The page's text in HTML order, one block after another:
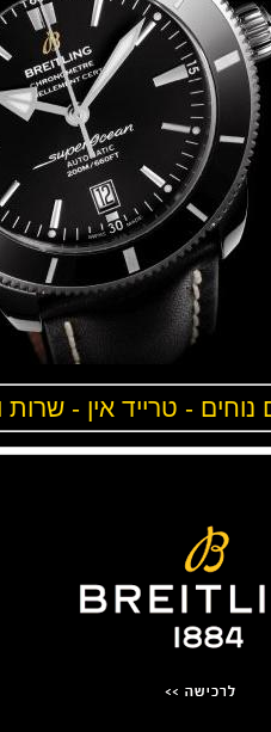
נוחים - טרייד אין -